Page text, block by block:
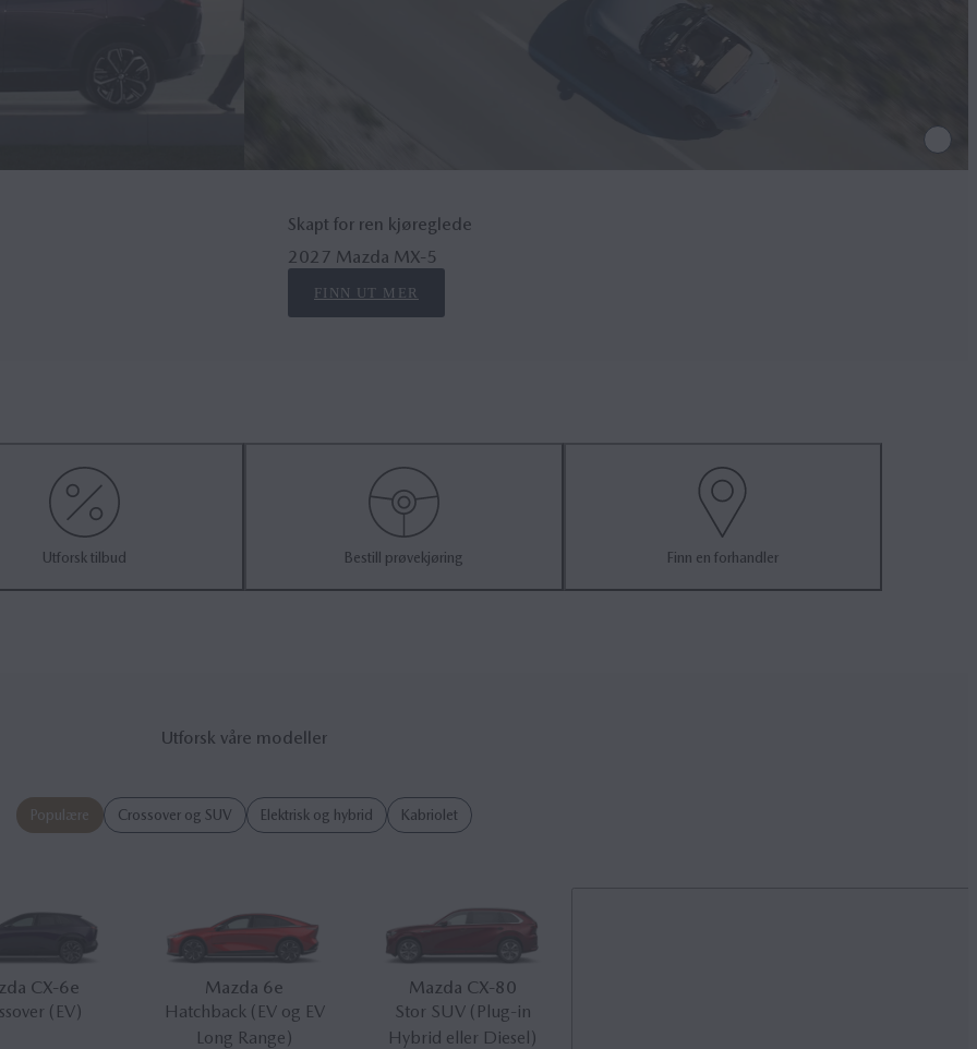
Skapt for ren kjøreglede
2027 Mazda MX‑5
FINN UT MER
Utforsk tilbud Bestill prøvekjøring Finn en forhandler
Utforsk våre modeller
Populære Crossover og SUV Elektrisk og hybrid Kabriolet
CX‑6e
(EV)
Mazda 6e
Hatchback (EV og EV
Long Range)
Mazda CX‑80
Stor SUV (Plug-in
Hybrid eller Diesel)